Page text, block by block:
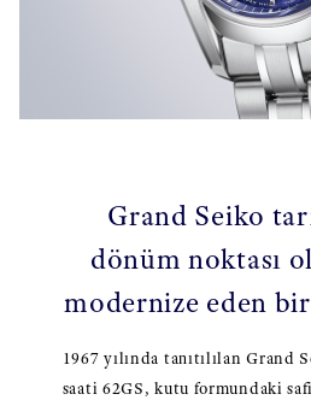
Grand Seiko
dönüm noktası
modernize eden bir
1967 yılında tanıtılılan Grand
saati 62GS, kutu formundaki